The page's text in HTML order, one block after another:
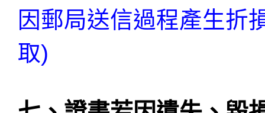
因郵局送信過程產生折
取)